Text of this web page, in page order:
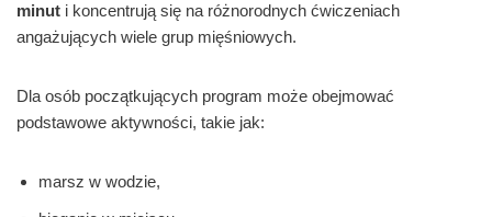
minut i koncentrują się na różnorodnych ćwiczeniach
angażujących wiele grup mięśniowych.
Dla osób początkujących program może obejmować
podstawowe aktywności, takie jak:
marsz w wodzie,